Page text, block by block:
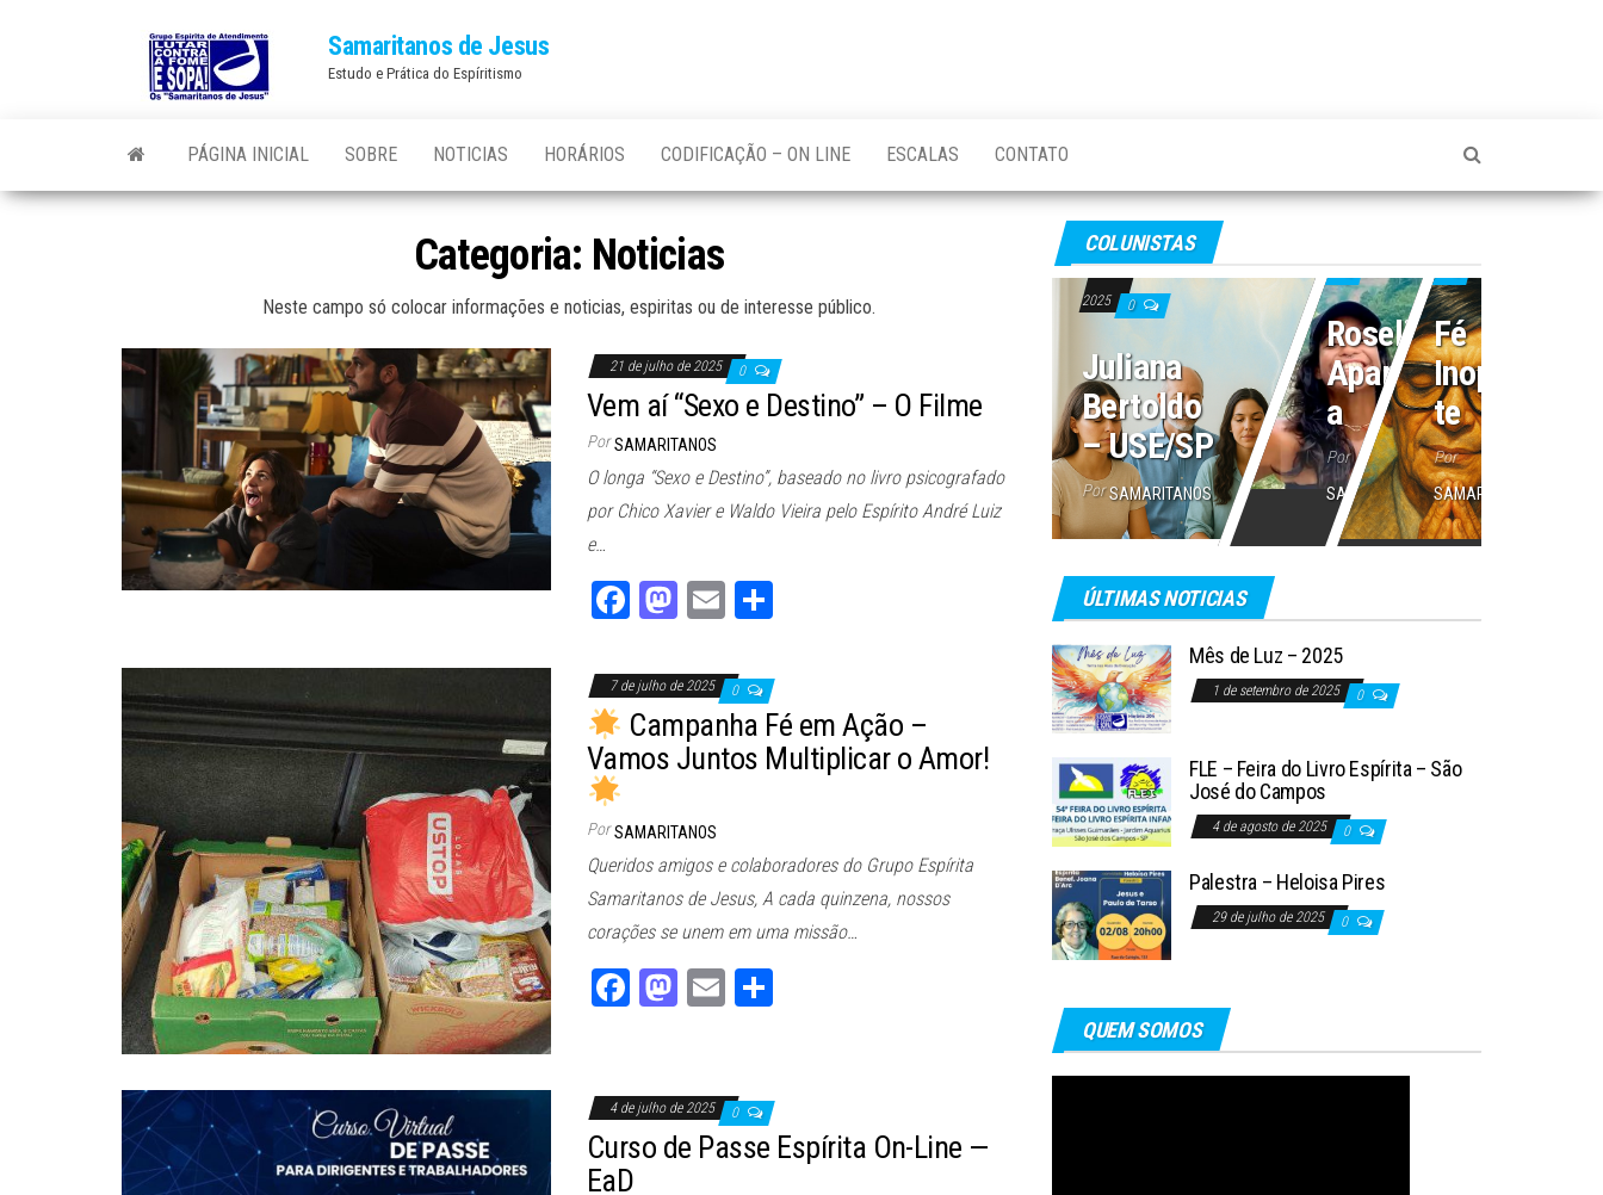
Samaritanos de Jesus
Estudo e Prática do Espíritismo
PÁGINA INICIAL SOBRE NOTICIAS HORÁRIOS CODIFICAÇÃO – ON LINE ESCALAS CONTATO
Categoria: Noticias
Neste campo só colocar informações e noticias, espiritas ou de interesse público.
21 de julho de 2025 0
Vem aí “Sexo e Destino” – O Filme
Por SAMARITANOS
O longa “Sexo e Destino”, baseado no livro psicografado
por Chico Xavier e Waldo Vieira pelo Espírito André Luiz
e…
Fa
bo
ok
M
to
do
n
E
ail e
7 de julho de 2025 0
Campanha Fé em Ação –
Vamos Juntos Multiplicar o Amor!
Por SAMARITANOS
Queridos amigos e colaboradores do Grupo Espírita
Samaritanos de Jesus, A cada quinzena, nossos
corações se unem em uma missão…
Fa
ok
M
do
n
E
4 de julho de 2025 0
Curso de Passe Espírita On-Line —
EaD
COLUNISTAS
16 de julho de
2025
0
Juliana
Bertoldo
– USE/SP
Por SAMARITANOS
Roseli
Aparecid
a
Por
SAMARITANOS
Fé
Inoperan
te
Por
SAMARITANOS
ÚLTIMAS NOTICIAS
Mês de Luz – 2025
1 de setembro de 2025 0
FLE – Feira do Livro Espírita – São
José do Campos
4 de agosto de 2025 0
Palestra – Heloisa Pires
29 de julho de 2025 0
QUEM SOMOS